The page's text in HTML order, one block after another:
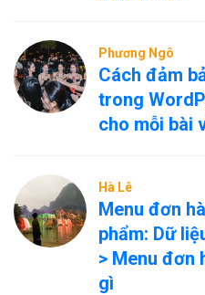
Phương Ngô
Cách đảm
trong
cho mỗi bài
Hà Lê
Menu đơn
phẩm: Dữ
> Menu đơn
gì